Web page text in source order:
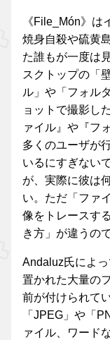
《File_Món》
焼身自殺や硫黄
た誰もが一度は
スクトップの「
ル」や「フォル
ョットで撮影し
ァイル』や『フ
多くのユーザが
いるにすぎない
が、実際に彼は
い。ただ「ファ
像をトレースす
き方」が違うの
Andaluz氏によ
置かれた大量の
前が付けられて
「JPEG」や「
ァイル、ワード